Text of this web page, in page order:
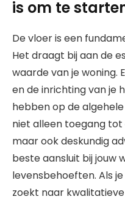
is om te
De vloer is een
Het draagt bij aan de
waarde van je woning.
en de inrichting van je
hebben op de algehele
niet alleen toegang
maar ook deskundig
beste aansluit bij jouw
levensbehoeften. Als
zoekt naar kwalitatieve